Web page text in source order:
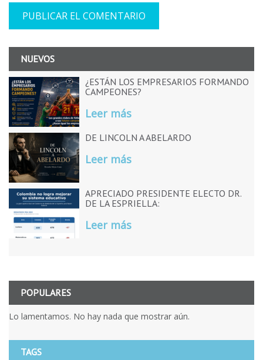
NUEVOS
¿ESTÁN LOS EMPRESARIOS FORMANDO
CAMPEONES?
Leer más
DE LINCOLN A ABELARDO
Leer más
APRECIADO PRESIDENTE ELECTO DR.
DE LA ESPRIELLA:
Leer más
POPULARES
Lo lamentamos. No hay nada que mostrar aún.
TAGS